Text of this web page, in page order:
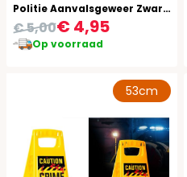
Politie Aanvalsgeweer Zwart 44cm
€ 4,95
€ 5,00
Op voorraad
53cm